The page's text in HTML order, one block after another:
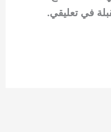
في تعليقي.